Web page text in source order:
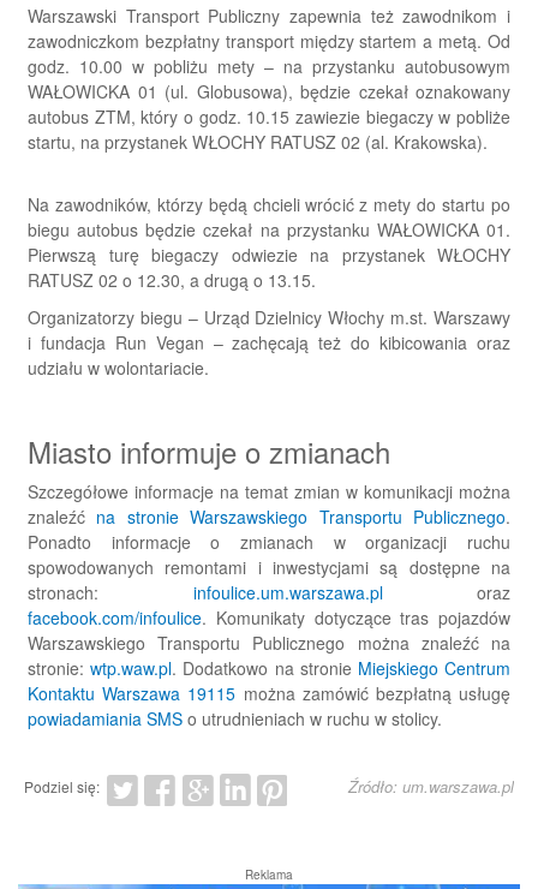
Warszawski Transport Publiczny zapewnia też zawodnikom i
zawodniczkom bezpłatny transport między startem a metą. Od
godz. 10.00 w pobliżu mety – na przystanku autobusowym
WAŁOWICKA 01 (ul. Globusowa), będzie czekał oznakowany
autobus ZTM, który o godz. 10.15 zawiezie biegaczy w pobliże
startu, na przystanek WŁOCHY RATUSZ 02 (al. Krakowska).
Na zawodników, którzy będą chcieli wrócić z mety do startu po
biegu autobus będzie czekał na przystanku WAŁOWICKA 01.
Pierwszą turę biegaczy odwiezie na przystanek WŁOCHY
RATUSZ 02 o 12.30, a drugą o 13.15.
Organizatorzy biegu – Urząd Dzielnicy Włochy m.st. Warszawy
i fundacja Run Vegan – zachęcają też do kibicowania oraz
udziału w wolontariacie.
Miasto informuje o zmianach
Szczegółowe informacje na temat zmian w komunikacji można
znaleźć na stronie Warszawskiego Transportu Publicznego.
Ponadto informacje o zmianach w organizacji ruchu
spowodowanych remontami i inwestycjami są dostępne na
stronach: infoulice.um.warszawa.ploraz
facebook.com/infoulice. Komunikaty dotyczące tras pojazdów
Warszawskiego Transportu Publicznego można znaleźć na
stronie:wtp.waw.pl. Dodatkowo na stronie Miejskiego Centrum
Kontaktu Warszawa 19115 można zamówić bezpłatną usługę
powiadamiania SMS o utrudnieniach w ruchu w stolicy.
Podziel się: Źródło: um.warszawa.pl
Reklama